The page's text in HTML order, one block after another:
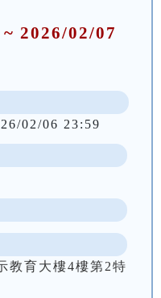
2026/02/07
02/06 23:59
教育大樓4樓第2特